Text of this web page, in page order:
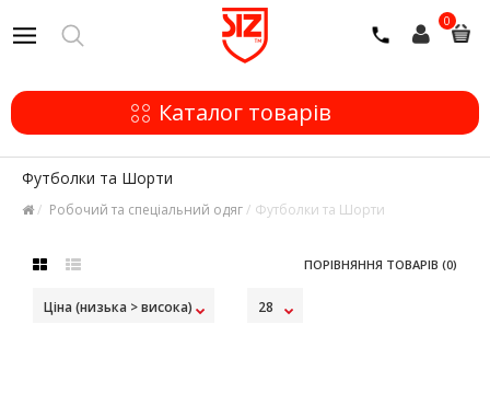
0
Каталог товарів
Футболки та Шорти
Робочий та спеціальний одяг Футболки та Шорти
ПОРІВНЯННЯ ТОВАРІВ (0)